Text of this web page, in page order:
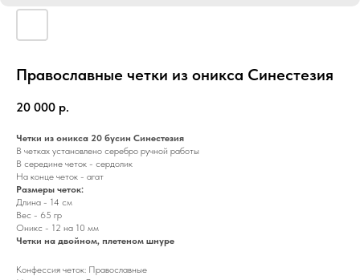
Православные четки из оникса Синестезия
20 000 р.
Четки из оникса 20 бусин Синестезия
В четках установлено серебро ручной работы
В середине четок - сердолик
На конце четок - агат
Размеры четок:
Длина - 14 см
Вес - 65 гр
Оникс - 12 на 10 мм
Четки на двойном, плетеном шнуре
Конфессия четок: Православные